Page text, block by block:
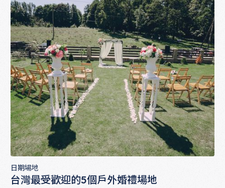
日期場地
台灣最受歡迎的5個戶外婚禮場地